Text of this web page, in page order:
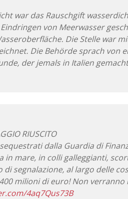
war das Rauschgift
von Meerwasser
Die Stelle war
Die Behörde sprach von
der jemals in Italien
RIUSCITO
dalla Guardia di
in mare, in colli galleggianti,
di segnalazione, al largo delle
milioni di euro! Non
4aq7Qus73B